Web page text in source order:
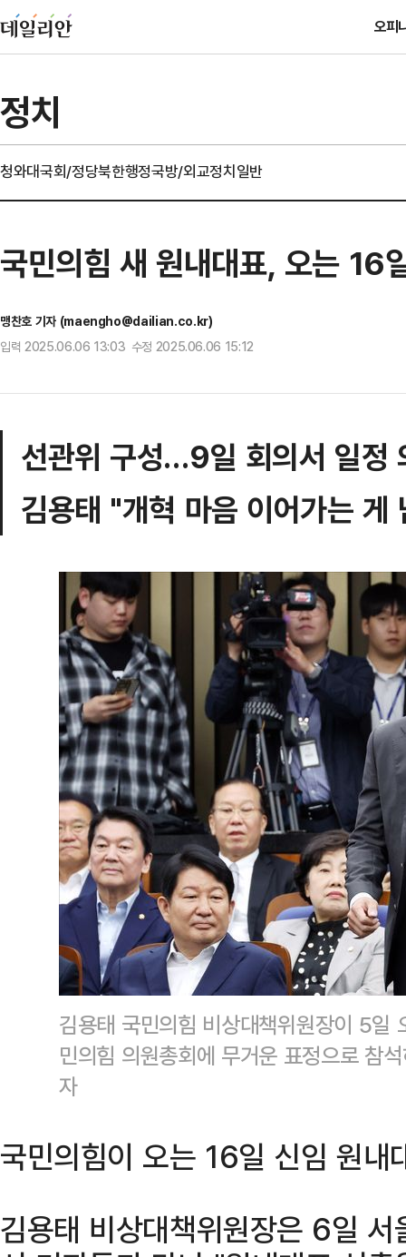
오피
정치
청와대국회/정당북한행정국방/외교정치일반
국민의힘 새 원내대표, 오는 16
맹찬호 기자 (maengho@dailian.co.kr)
입력 2025.06.06 13:03 수정 2025.06.06 15:12
선관위 구성…9일 회의서 일정
김용태 "개혁 마음 이어가는 게
김용태 국민의힘 비상대책위원장이 5일
민의힘 의원총회에 무거운 표정으로 참
자
국민의힘이 오는 16일 신임 원내
김용태 비상대책위원장은 6일